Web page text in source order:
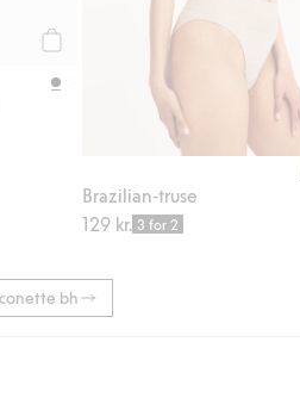
Brazilian-truse
129 kr. 3 for 2
bh